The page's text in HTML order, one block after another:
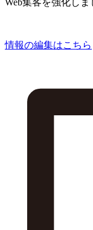
情報の編集はこちら